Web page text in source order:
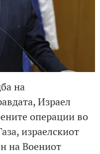
на
Израел
операции во
израелскиот
на Воениот